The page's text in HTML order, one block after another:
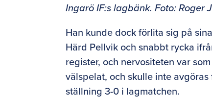
Ingarö IF:s lagbänk. Foto: Roger
Han kunde dock förlita sig på
Härd Pellvik och snabbt rycka
register, och nervositeten var
välspelat, och skulle inte
ställning 3-0 i lagmatchen.